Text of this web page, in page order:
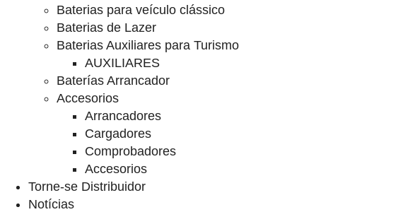
Baterias para veículo clássico
Baterias de Lazer
Baterias Auxiliares para Turismo
AUXILIARES
Baterías Arrancador
Accesorios
Arrancadores
Cargadores
Comprobadores
Accesorios
Torne-se Distribuidor
Notícias